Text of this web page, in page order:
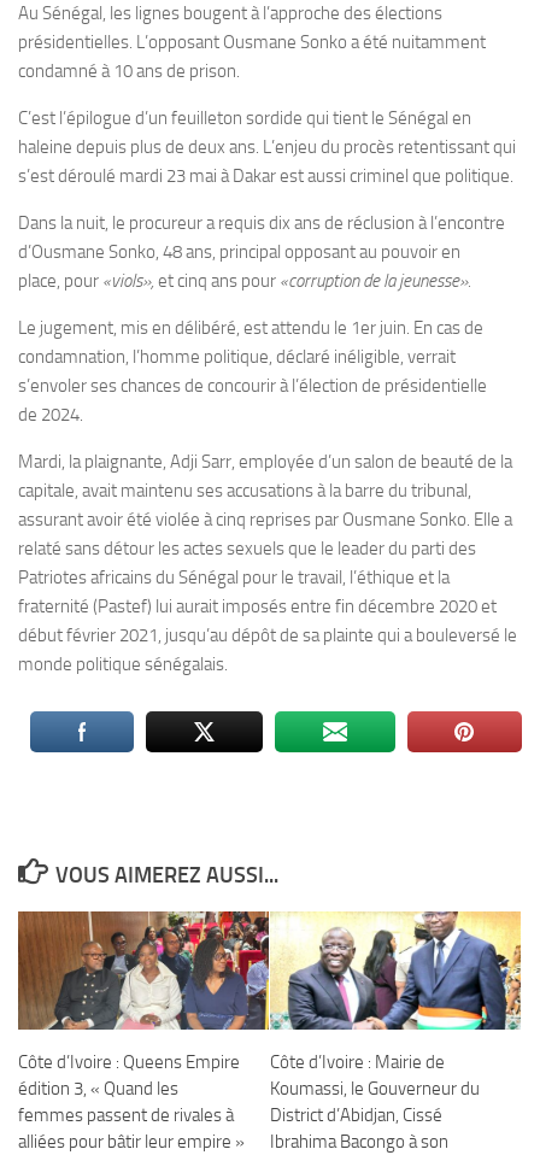
Au Sénégal, les lignes bougent à l’approche des élections
présidentielles. L’opposant Ousmane Sonko a été nuitamment
condamné à 10 ans de prison.
C’est l’épilogue d’un feuilleton sordide qui tient le Sénégal en
haleine depuis plus de deux ans. L’enjeu du procès retentissant qui
s’est déroulé mardi 23 mai à Dakar est aussi criminel que politique.
Dans la nuit, le procureur a requis dix ans de réclusion à l’encontre
d’Ousmane Sonko, 48 ans, principal opposant au pouvoir en
place, pour «viols», et cinq ans pour «corruption de la jeunesse».
Le jugement, mis en délibéré, est attendu le 1er juin. En cas de
condamnation, l’homme politique, déclaré inéligible, verrait
s’envoler ses chances de concourir à l’élection de présidentielle
de 2024.
Mardi, la plaignante, Adji Sarr, employée d’un salon de beauté de la
capitale, avait maintenu ses accusations à la barre du tribunal,
assurant avoir été violée à cinq reprises par Ousmane Sonko. Elle a
relaté sans détour les actes sexuels que le leader du parti des
Patriotes africains du Sénégal pour le travail, l’éthique et la
fraternité (Pastef) lui aurait imposés entre fin décembre 2020 et
début février 2021, jusqu’au dépôt de sa plainte qui a bouleversé le
monde politique sénégalais.
VOUS AIMEREZ AUSSI...
Côte d’Ivoire : Queens Empire
édition 3, « Quand les
femmes passent de rivales à
alliées pour bâtir leur empire »
Côte d’Ivoire : Mairie de
Koumassi, le Gouverneur du
District d’Abidjan, Cissé
Ibrahima Bacongo à son